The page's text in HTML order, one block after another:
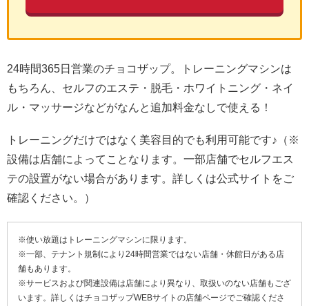
24時間365日営業のチョコザップ。トレーニングマシンは
もちろん、セルフのエステ・脱毛・ホワイトニング・ネイ
ル・マッサージなどがなんと追加料金なしで使える！
トレーニングだけではなく美容目的でも利用可能です♪（※
設備は店舗によってことなります。一部店舗でセルフエス
テの設置がない場合があります。詳しくは公式サイトをご
確認ください。）
※使い放題はトレーニングマシンに限ります。
※一部、テナント規制により24時間営業ではない店舗・休館日がある店
舗もあります。
※サービスおよび関連設備は店舗により異なり、取扱いのない店舗もござ
います。詳しくはチョコザップWEBサイトの店舗ページでご確認くださ